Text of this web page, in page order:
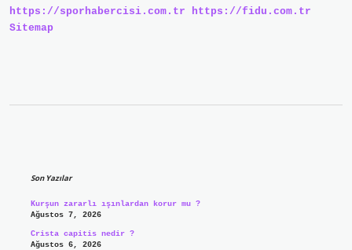
https://sporhabercisi.com.tr
https://fidu.com.tr
Sitemap
Son Yazılar
Kurşun zararlı ışınlardan korur mu ?
Ağustos 7, 2026
Crista capitis nedir ?
Ağustos 6, 2026